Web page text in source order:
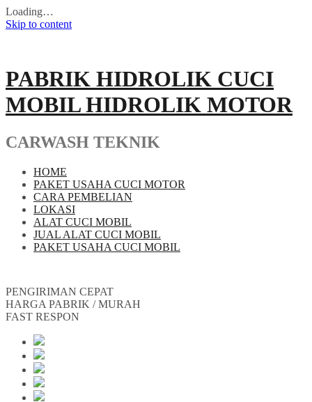
Loading…
Skip to content
PABRIK HIDROLIK CUCI
MOBIL HIDROLIK MOTOR
CARWASH TEKNIK
HOME
PAKET USAHA CUCI MOTOR
CARA PEMBELIAN
LOKASI
ALAT CUCI MOBIL
JUAL ALAT CUCI MOBIL
PAKET USAHA CUCI MOBIL
PENGIRIMAN CEPAT
HARGA PABRIK / MURAH
FAST RESPON